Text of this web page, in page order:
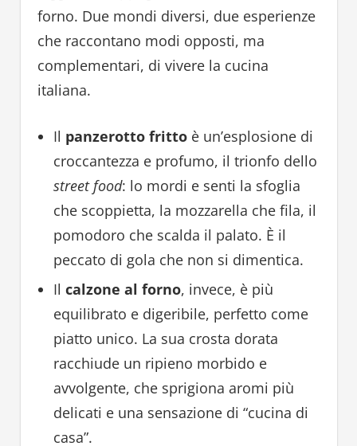
forno. Due mondi diversi, due esperienze
che raccontano modi opposti, ma
complementari, di vivere la cucina
italiana.
Il panzerotto frittoè un’esplosione di
croccantezza e profumo, il trionfo dello
street food: lo mordi e senti la sfoglia
che scoppietta, la mozzarella che fila, il
pomodoro che scalda il palato. È il
peccato di gola che non si dimentica.
Il calzone al forno, invece, è più
equilibrato e digeribile, perfetto come
piatto unico. La sua crosta dorata
racchiude un ripieno morbido e
avvolgente, che sprigiona aromi più
delicati e una sensazione di “cucina di
casa”.